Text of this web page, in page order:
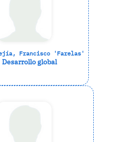
Francisco 'Farelas'
Desarrollo global